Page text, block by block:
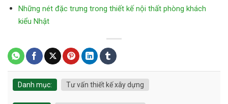
Những nét đặc trưng trong thiết kế nội thất phòng khách
kiểu Nhật
Danh mục: Tư vấn thiết kế xây dựng